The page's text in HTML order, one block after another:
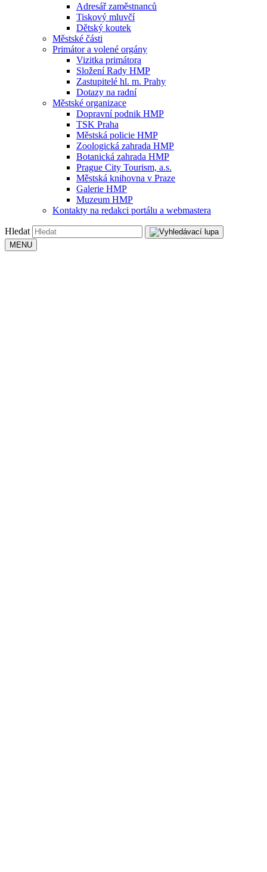
Adresář zaměstnanců
Tiskový mluvčí
Dětský koutek
Městské části
Primátor a volené orgány
Vizitka primátora
Složení Rady HMP
Zastupitelé hl. m. Prahy
Dotazy na radní
Městské organizace
Dopravní podnik HMP
TSK Praha
Městská policie HMP
Zoologická zahrada HMP
Botanická zahrada HMP
Prague City Tourism, a.s.
Městská knihovna v Praze
Galerie HMP
Muzeum HMP
Kontakty na redakci portálu a webmastera
Hledat
MENU